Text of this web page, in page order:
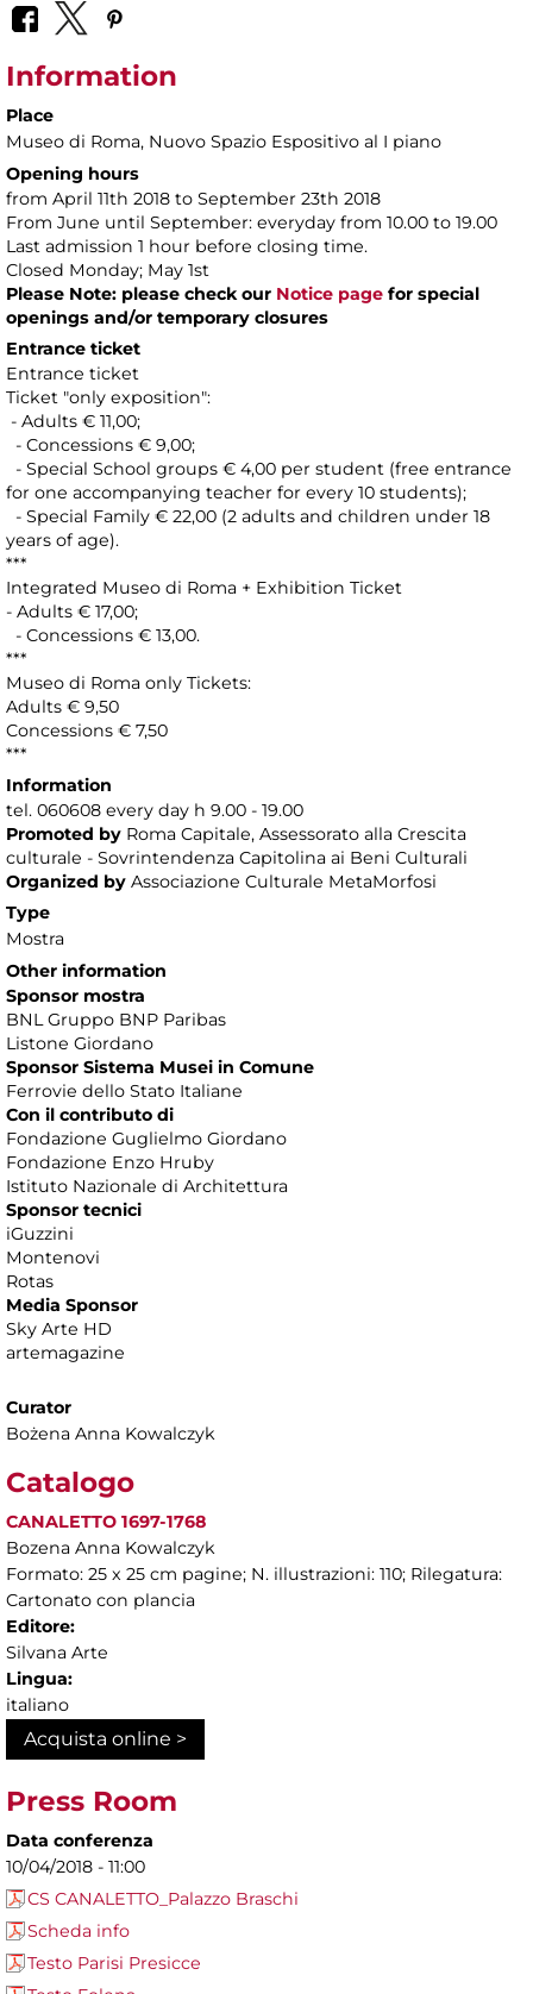
Information
Place
Museo di Roma, Nuovo Spazio Espositivo al I piano
Opening hours
from April 11th 2018 to September 23th 2018
From June until September: everyday from 10.00 to 19.00
Last admission 1 hour before closing time.
Closed Monday; May 1st
Please Note: please check our Notice page for special
openings and/or temporary closures
Entrance ticket
Entrance ticket
Ticket "only exposition":
- Adults € 11,00;
- Concessions € 9,00;
- Special School groups € 4,00 per student (free entrance
for one accompanying teacher for every 10 students);
- Special Family € 22,00 (2 adults and children under 18
years of age).
***
Integrated Museo di Roma + Exhibition Ticket
- Adults € 17,00;
- Concessions € 13,00.
***
Museo di Roma only Tickets:
Adults € 9,50
Concessions € 7,50
***
Information
tel. 060608 every day h 9.00 - 19.00
Promoted by Roma Capitale, Assessorato alla Crescita
culturale - Sovrintendenza Capitolina ai Beni Culturali
Organized by Associazione Culturale MetaMorfosi
Type
Mostra
Other information
Sponsor mostra
BNL Gruppo BNP Paribas
Listone Giordano
Sponsor Sistema Musei in Comune
Ferrovie dello Stato Italiane
Con il contributo di
Fondazione Guglielmo Giordano
Fondazione Enzo Hruby
Istituto Nazionale di Architettura
Sponsor tecnici
iGuzzini
Montenovi
Rotas
Media Sponsor
Sky Arte HD
artemagazine
Curator
Bożena Anna Kowalczyk
Catalogo
CANALETTO 1697-1768
Bozena Anna Kowalczyk
Formato: 25 x 25 cm pagine; N. illustrazioni: 110; Rilegatura:
Cartonato con plancia
Editore:
Silvana Arte
Lingua:
italiano
Acquista online >
Press Room
Data conferenza
10/04/2018 - 11:00
CS CANALETTO_Palazzo Braschi
Scheda info
Testo Parisi Presicce